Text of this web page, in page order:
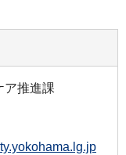
ア推進課